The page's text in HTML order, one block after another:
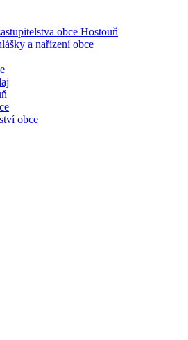
obce Hostouň
a nařízení obce
obce